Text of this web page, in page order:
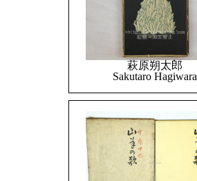
萩原朔太郎
Sakutaro Hagiwara